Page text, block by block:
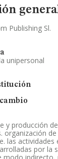
Publishing Sl.
unipersonal
y producción
organización
las actividades
por la
y registral